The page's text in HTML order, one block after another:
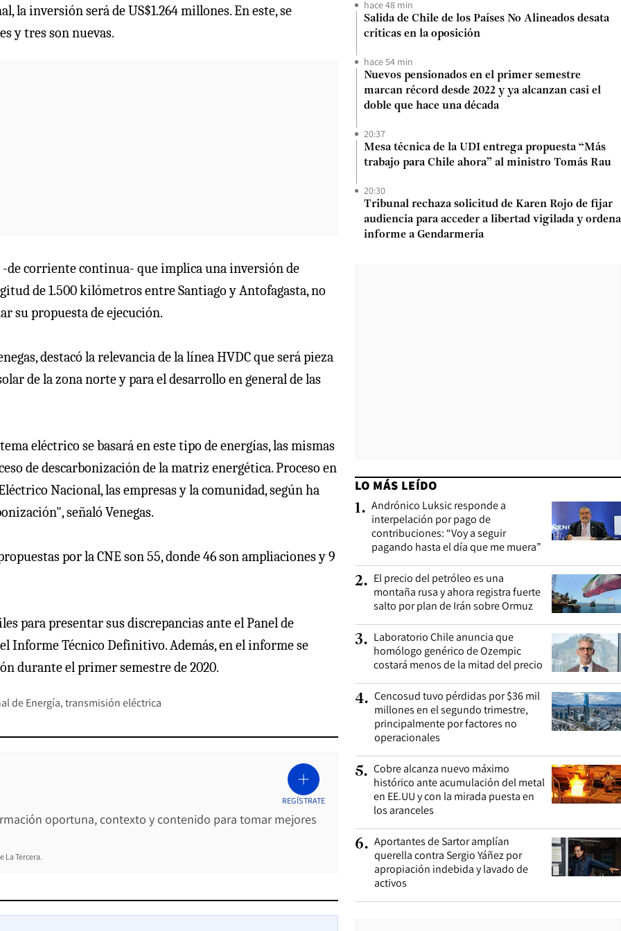
la inversión será de US$1.264 millones. En este, se
y tres son nuevas.
-de corriente continua- que implica una inversión de
de 1.500 kilómetros entre Santiago y Antofagasta, no
su propuesta de ejecución.
destacó la relevancia de la línea HVDC que será pieza
de la zona norte y para el desarrollo en general de las
eléctrico se basará en este tipo de energías, las mismas
de descarbonización de la matriz energética. Proceso en
Nacional, las empresas y la comunidad, según ha
señaló Venegas.
por la CNE son 55, donde 46 son ampliaciones y 9
para presentar sus discrepancias ante el Panel de
Informe Técnico Definitivo. Además, en el informe se
durante el primer semestre de 2020.
de Energía transmisión eléctrica
oportuna, contexto y contenido para tomar mejores
REGÍSTRATE
La Tercera.
hace 48 min
Salida de Chile de los Países No Alineados desata
críticas en la oposición
hace 54 min
Nuevos pensionados en el primer semestre
marcan récord desde 2022 y ya alcanzan casi el
doble que hace una década
20:37
Mesa técnica de la UDI entrega propuesta “Más
trabajo para Chile ahora” al ministro Tomás Rau
20:30
Tribunal rechaza solicitud de Karen Rojo de fijar
audiencia para acceder a libertad vigilada y ordena
informe a Gendarmería
LO MÁS LEÍDO
1. Andrónico Luksic responde a
interpelación por pago de
contribuciones: “Voy a seguir
pagando hasta el día que me muera”
2. El precio del petróleo es una
montaña rusa y ahora registra fuerte
salto por plan de Irán sobre Ormuz
3. Laboratorio Chile anuncia que
homólogo genérico de Ozempic
costará menos de la mitad del precio
4. Cencosud tuvo pérdidas por $36 mil
millones en el segundo trimestre,
principalmente por factores no
operacionales
5. Cobre alcanza nuevo máximo
histórico ante acumulación del metal
en EE.UU y con la mirada puesta en
los aranceles
6. Aportantes de Sartor amplían
querella contra Sergio Yáñez por
apropiación indebida y lavado de
activos